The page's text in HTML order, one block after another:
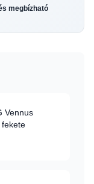
megbízható
Vennus
fekete